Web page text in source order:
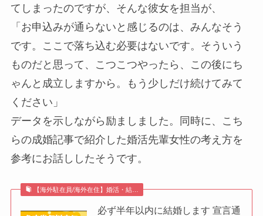
てしまったのですが、そんな彼女を担当が、
「お申込みが通らないと感じるのは、みんなそう
です。ここで落ち込む必要はないです。そういう
ものだと思って、こつこつやったら、この後にち
ゃんと成立しますから。もう少しだけ続けてみて
ください」
データを示しながら励ましました。同時に、こち
らの成婚記事で紹介した婚活先輩女性の考え方を
参考にお話ししたそうです。
【海外駐在員/海外在住】婚活・結…
必ず半年以内に結婚します 宣言通